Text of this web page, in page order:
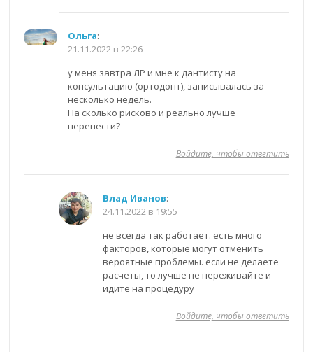
Ольга:
21.11.2022 в 22:26
у меня завтра ЛР и мне к дантисту на
консультацию (ортодонт), записывалась за
несколько недель.
На сколько рисково и реально лучше
перенести?
Войдите, чтобы ответить
Влад Иванов:
24.11.2022 в 19:55
не всегда так работает. есть много
факторов, которые могут отменить
вероятные проблемы. если не делаете
расчеты, то лучше не переживайте и
идите на процедуру
Войдите, чтобы ответить